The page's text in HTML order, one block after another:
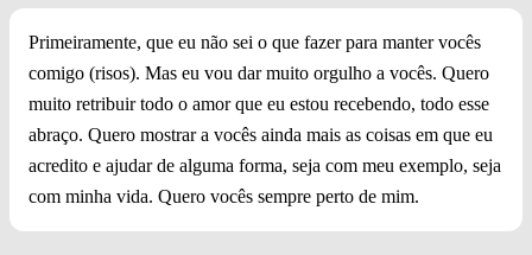
Primeiramente, que eu não sei o que fazer para manter vocês
comigo (risos). Mas eu vou dar muito orgulho a vocês. Quero
muito retribuir todo o amor que eu estou recebendo, todo esse
abraço. Quero mostrar a vocês ainda mais as coisas em que eu
acredito e ajudar de alguma forma, seja com meu exemplo, seja
com minha vida. Quero vocês sempre perto de mim.